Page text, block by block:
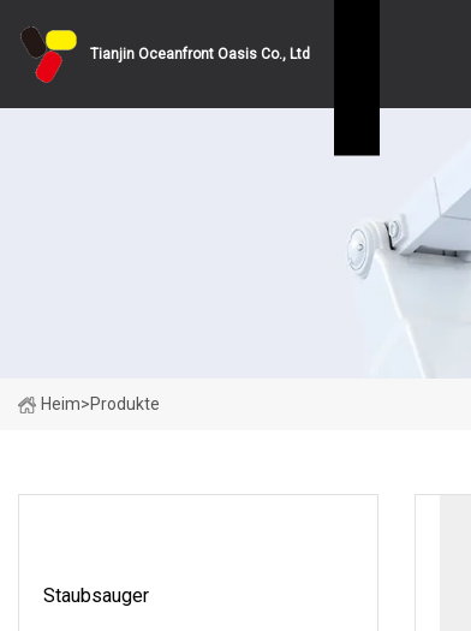
Tianjin Oceanfront Oasis Co., Ltd
Heim>Produkte
Staubsauger